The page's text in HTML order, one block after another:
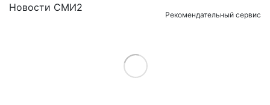
Новости СМИ2
Рекомендательный сервис
Load More